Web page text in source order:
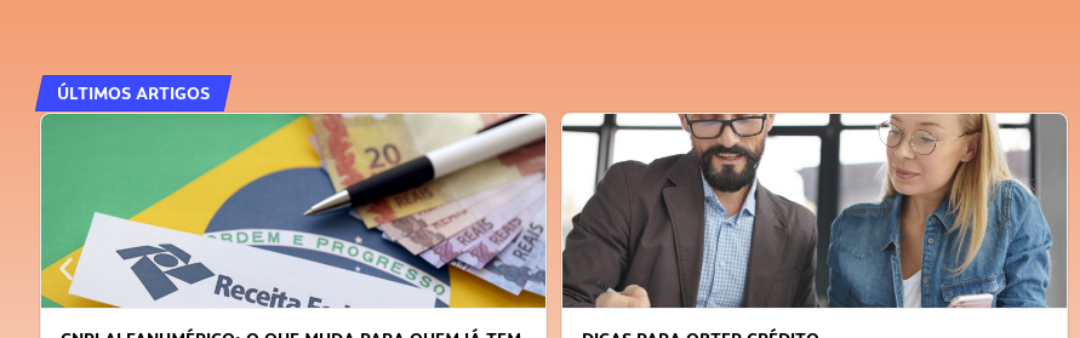
ÚLTIMOS ARTIGOS